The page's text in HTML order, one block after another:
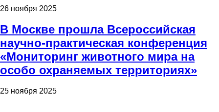
26 ноября 2025
В Москве прошла Всероссийская
научно-практическая конференция
«Мониторинг животного мира на
особо охраняемых территориях»
25 ноября 2025